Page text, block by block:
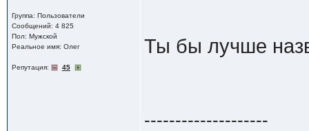
Группа: Пользователи
Сообщений: 4 825
Пол: Мужской
Реальное имя: Олег
Репутация: 45
Ты бы лучше
--------------------